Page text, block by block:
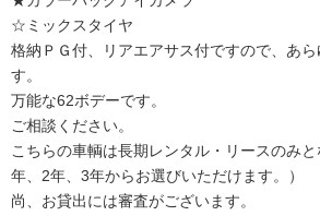
☆ミックスタイヤ
格納ＰＧ付、リアエアサス付ですので、あ
す。
万能な62ボデーです。
ご相談ください。
こちらの車輌は長期レンタル・リースのみ
年、2年、3年からお選びいただけます。）
尚、お貸出には審査がございます。